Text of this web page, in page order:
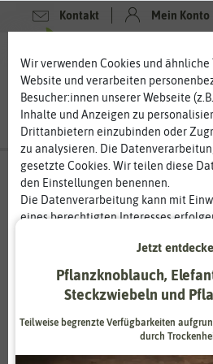
Kontakt Mein Konto
Blumenzwiebeln-
Triumph-Tulpen
Triumph-Tulpen – bunte,
Farbpalette reicht von reinem Weiß
bis hin zum fast schwarzem Violett.
es bei den Triumph-Tulpen. Kaum
bringt so eine große Farbpalette mit.
Filter
Wir verwenden Cookies und
Website und verarbeiten
Besucher:innen unserer Webseite
Inhalte und Anzeigen zu
Drittanbietern einzubinden oder
zu analysieren. Die
gesetzte Cookies. Wir teilen diese
den Einstellungen benennen.
Die Datenverarbeitung kann mit
eines berechtigten Interesses
einzuwilligen und die Einwilligung zu
Zeitpunkt zu ändern oder zu
Informationen zur Verwendung
den Diensten erklären wir in unserer
Jetzt
Pflanzknoblauch,
Steckzwiebeln und
Teilweise begrenzte Verfügbarkeiten
durch